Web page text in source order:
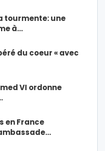
tourmente: une
à…
du coeur « avec
VI ordonne
en France